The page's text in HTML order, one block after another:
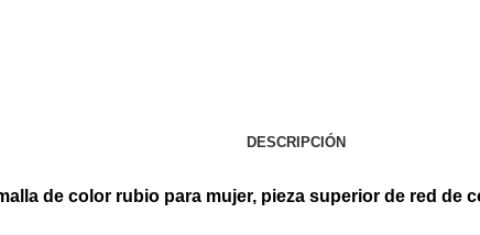
DESCRIPCIÓN
de color rubio para mujer, pieza superior de red de